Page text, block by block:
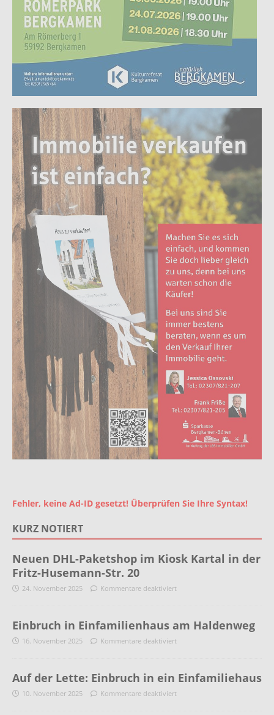
Fehler, keine Ad-ID gesetzt! Überprüfen Sie Ihre Syntax!
KURZ NOTIERT
Neuen DHL-Paketshop im Kiosk Kartal in der
Fritz-Husemann-Str. 20
24. November 2025 Kommentare deaktiviert
Einbruch in Einfamilienhaus am Haldenweg
16. November 2025 Kommentare deaktiviert
Auf der Lette: Einbruch in ein Einfamiliehaus
10. November 2025 Kommentare deaktiviert